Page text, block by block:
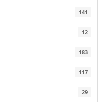
141
12
183
117
29